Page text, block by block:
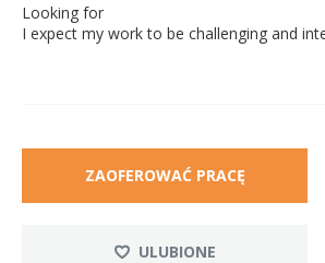
Looking for
I expect my work to be challenging and
ZAOFEROWAĆ PRACĘ
ULUBIONE